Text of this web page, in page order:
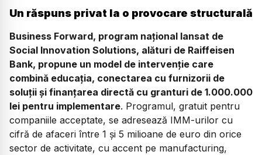
Un răspuns privat la o provocare structurală
Business Forward, program național lansat de
Social Innovation Solutions, alături de Raiffeisen
Bank, propune un model de intervenție care
combină educația, conectarea cu furnizorii de
soluții și finanțarea directă cu granturi de 1.000.000
lei pentru implementare. Programul, gratuit pentru
companiile acceptate, se adresează IMM-urilor cu
cifră de afaceri între 1 și 5 milioane de euro din orice
sector de activitate, cu accent pe manufacturing,